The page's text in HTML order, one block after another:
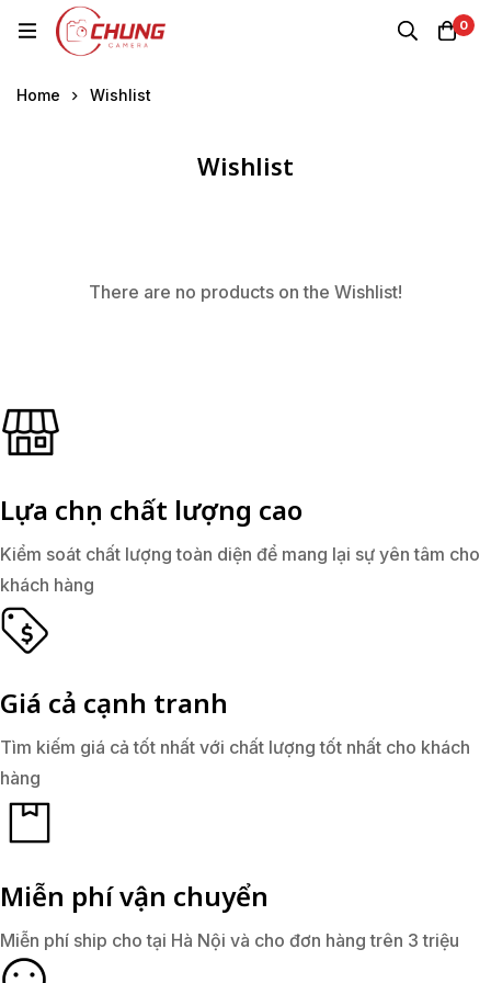
0
Home Wishlist
Wishlist
Wishlist
There are no products on the Wishlist!
Lựa chọn chất lượng cao
Kiểm soát chất lượng toàn diện để mang lại sự yên tâm cho
khách hàng
Giá cả cạnh tranh
Tìm kiếm giá cả tốt nhất với chất lượng tốt nhất cho khách
hàng
Miễn phí vận chuyển
Miễn phí ship cho tại Hà Nội và cho đơn hàng trên 3 triệu